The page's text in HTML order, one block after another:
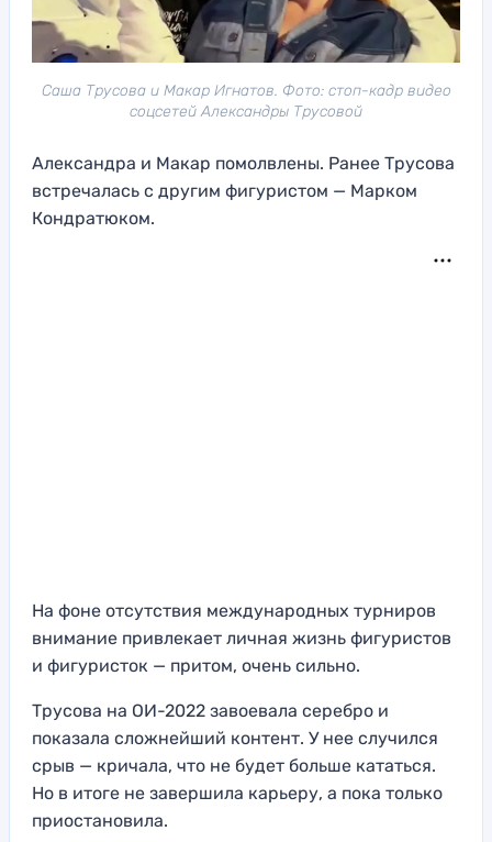
Саша Трусова и Макар Игнатов. Фото: стоп-кадр видео
соцсетей Александры Трусовой
Александра и Макар помолвлены. Ранее Трусова
встречалась с другим фигуристом — Марком
Кондратюком.
На фоне отсутствия международных турниров
внимание привлекает личная жизнь фигуристов
и фигуристок — притом, очень сильно.
Трусова на ОИ-2022 завоевала серебро и
показала сложнейший контент. У нее случился
срыв — кричала, что не будет больше кататься.
Но в итоге не завершила карьеру, а пока только
приостановила.